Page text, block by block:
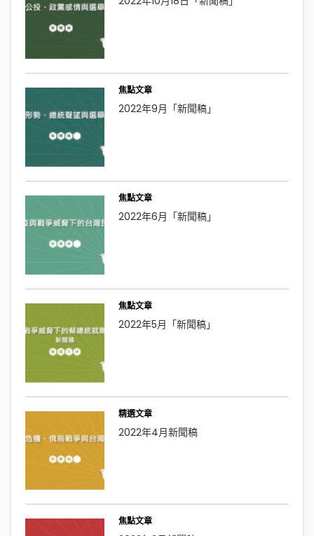
焦點文章
2022年9月「新聞稿」
焦點文章
2022年6月「新聞稿」
焦點文章
2022年5月「新聞稿」
精選文章
2022年4月新聞稿
焦點文章